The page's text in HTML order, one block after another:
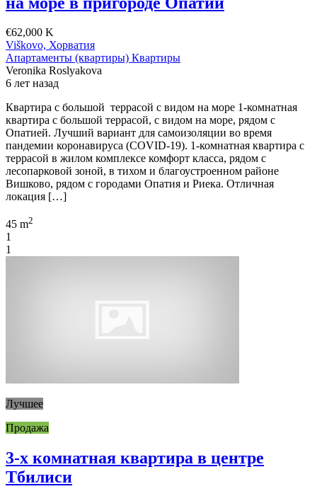
€62,000 K
Viškovo, Хорватия
Апартаменты (квартиры) Квартиры
Veronika Roslyakova
6 лет назад
Квартира с большой террасой с видом на море 1-комнатная
квартира с большой террасой, с видом на море, рядом с
Опатией. Лучший вариант для самоизоляции во время
пандемии коронавируса (COVID-19). 1-комнатная квартира с
террасой в жилом комплексе комфорт класса, рядом с
лесопарковой зоной, в тихом и благоустроенном районе
Вишково, рядом с городами Опатия и Риека. Отличная
локация […]
45 m2
1
1
Лучшее
Продажа
3-х комнатная квартира в центре
Тбилиси